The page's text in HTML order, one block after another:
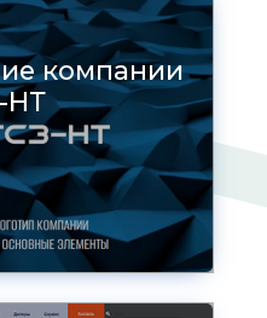
компании
НТ